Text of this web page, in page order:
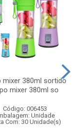
mixer 380ml sortido
mixer 380ml so
Código: 006453
Unidade
Com: 30 Unidade(s)